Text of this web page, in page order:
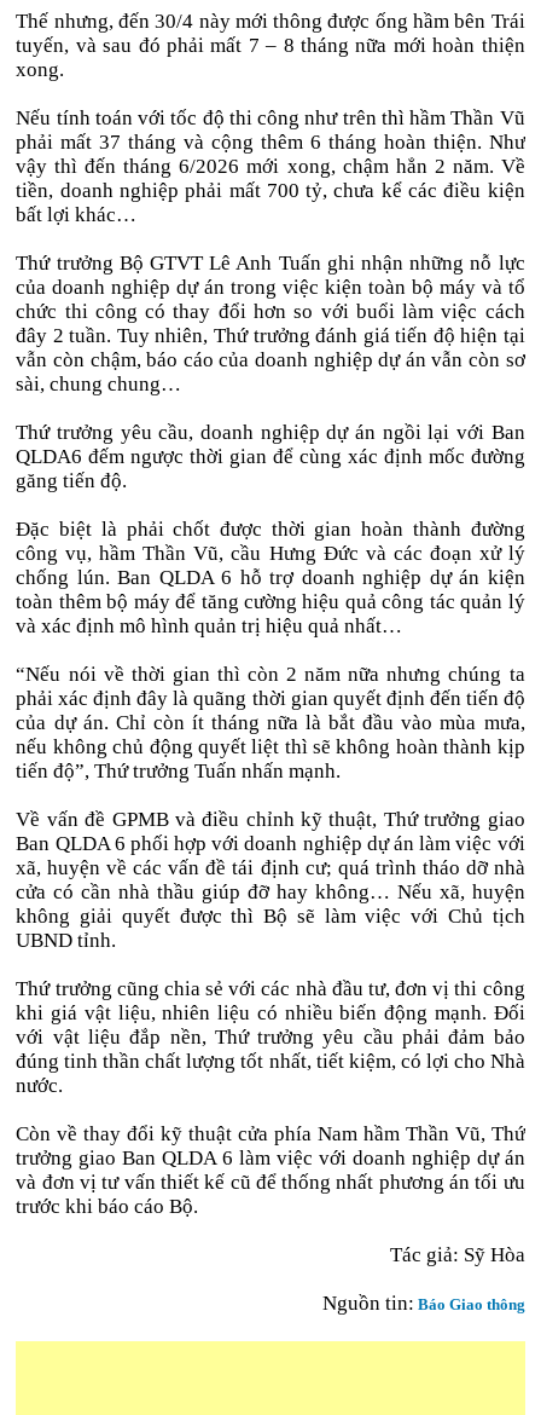
Thế nhưng, đến 30/4 này mới thông được ống hầm bên Trái
tuyến, và sau đó phải mất 7 – 8 tháng nữa mới hoàn thiện
xong.
Nếu tính toán với tốc độ thi công như trên thì hầm Thần Vũ
phải mất 37 tháng và cộng thêm 6 tháng hoàn thiện. Như
vậy thì đến tháng 6/2026 mới xong, chậm hẳn 2 năm. Về
tiền, doanh nghiệp phải mất 700 tỷ, chưa kể các điều kiện
bất lợi khác…
Thứ trưởng Bộ GTVT Lê Anh Tuấn ghi nhận những nỗ lực
của doanh nghiệp dự án trong việc kiện toàn bộ máy và tổ
chức thi công có thay đổi hơn so với buổi làm việc cách
đây 2 tuần. Tuy nhiên, Thứ trưởng đánh giá tiến độ hiện tại
vẫn còn chậm, báo cáo của doanh nghiệp dự án vẫn còn sơ
sài, chung chung…
Thứ trưởng yêu cầu, doanh nghiệp dự án ngồi lại với Ban
QLDA6 đếm ngược thời gian để cùng xác định mốc đường
găng tiến độ.
Đặc biệt là phải chốt được thời gian hoàn thành đường
công vụ, hầm Thần Vũ, cầu Hưng Đức và các đoạn xử lý
chống lún. Ban QLDA 6 hỗ trợ doanh nghiệp dự án kiện
toàn thêm bộ máy để tăng cường hiệu quả công tác quản lý
và xác định mô hình quản trị hiệu quả nhất…
“Nếu nói về thời gian thì còn 2 năm nữa nhưng chúng ta
phải xác định đây là quãng thời gian quyết định đến tiến độ
của dự án. Chỉ còn ít tháng nữa là bắt đầu vào mùa mưa,
nếu không chủ động quyết liệt thì sẽ không hoàn thành kịp
tiến độ”, Thứ trưởng Tuấn nhấn mạnh.
Về vấn đề GPMB và điều chỉnh kỹ thuật, Thứ trưởng giao
Ban QLDA 6 phối hợp với doanh nghiệp dự án làm việc với
xã, huyện về các vấn đề tái định cư; quá trình tháo dỡ nhà
cửa có cần nhà thầu giúp đỡ hay không… Nếu xã, huyện
không giải quyết được thì Bộ sẽ làm việc với Chủ tịch
UBND tỉnh.
Thứ trưởng cũng chia sẻ với các nhà đầu tư, đơn vị thi công
khi giá vật liệu, nhiên liệu có nhiều biến động mạnh. Đối
với vật liệu đắp nền, Thứ trưởng yêu cầu phải đảm bảo
đúng tinh thần chất lượng tốt nhất, tiết kiệm, có lợi cho Nhà
nước.
Còn về thay đổi kỹ thuật cửa phía Nam hầm Thần Vũ, Thứ
trưởng giao Ban QLDA 6 làm việc với doanh nghiệp dự án
và đơn vị tư vấn thiết kế cũ để thống nhất phương án tối ưu
trước khi báo cáo Bộ.
Tác giả: Sỹ Hòa
Nguồn tin: Báo Giao thông